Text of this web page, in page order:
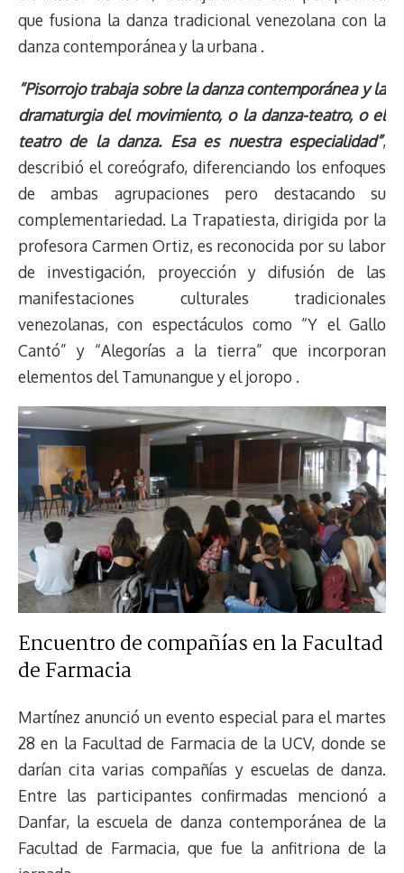
que fusiona la danza tradicional venezolana con la
danza contemporánea y la urbana .
“Pisorrojo trabaja sobre la danza contemporánea y la
dramaturgia del movimiento, o la danza-teatro, o el
teatro de la danza. Esa es nuestra especialidad”,
describió el coreógrafo, diferenciando los enfoques
de ambas agrupaciones pero destacando su
complementariedad. La Trapatiesta, dirigida por la
profesora Carmen Ortiz, es reconocida por su labor
de investigación, proyección y difusión de las
manifestaciones culturales tradicionales
venezolanas, con espectáculos como “Y el Gallo
Cantó” y “Alegorías a la tierra” que incorporan
elementos del Tamunangue y el joropo .
Encuentro de compañías en la Facultad
de Farmacia
Martínez anunció un evento especial para el martes
28 en la Facultad de Farmacia de la UCV, donde se
darían cita varias compañías y escuelas de danza.
Entre las participantes confirmadas mencionó a
Danfar, la escuela de danza contemporánea de la
Facultad de Farmacia, que fue la anfitriona de la